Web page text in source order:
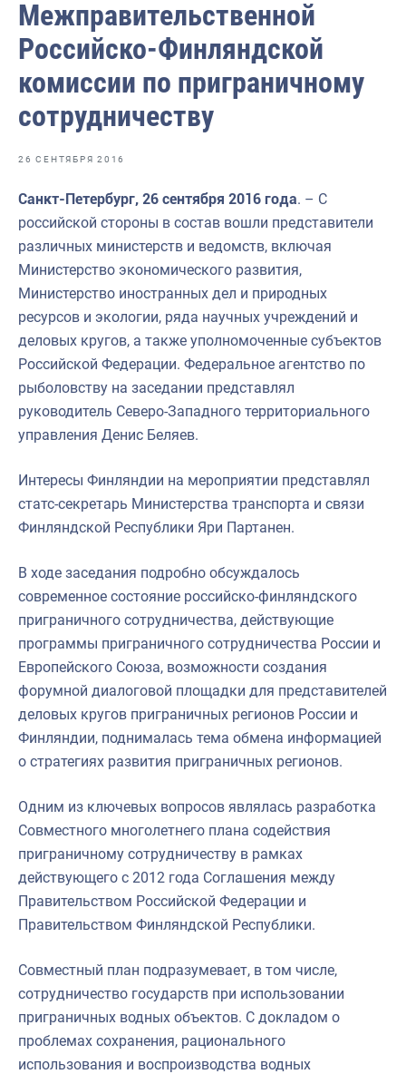
Отраслевые СМИ
Выставки и конференции
Научно-практическая литература
Рыбоохрана России
Большая африканская экспедиция
Укрепление духовно-нравственных ценностей
События в России и мире
Межправительственной
Российско-Финляндской
комиссии по приграничному
сотрудничеству
26 СЕНТЯБРЯ 2016
Санкт-Петербург, 26 сентября 2016 года. – С
российской стороны в состав вошли представители
различных министерств и ведомств, включая
Министерство экономического развития,
Министерство иностранных дел и природных
ресурсов и экологии, ряда научных учреждений и
деловых кругов, а также уполномоченные субъектов
Российской Федерации. Федеральное агентство по
рыболовству на заседании представлял
руководитель Северо-Западного территориального
управления Денис Беляев.
Интересы Финляндии на мероприятии представлял
статс-секретарь Министерства транспорта и связи
Финляндской Республики Яри Партанен.
В ходе заседания подробно обсуждалось
современное состояние российско-финляндского
приграничного сотрудничества, действующие
программы приграничного сотрудничества России и
Европейского Союза, возможности создания
форумной диалоговой площадки для представителей
деловых кругов приграничных регионов России и
Финляндии, поднималась тема обмена информацией
о стратегиях развития приграничных регионов.
Одним из ключевых вопросов являлась разработка
Совместного многолетнего плана содействия
приграничному сотрудничеству в рамках
действующего с 2012 года Соглашения между
Правительством Российской Федерации и
Правительством Финляндской Республики.
Совместный план подразумевает, в том числе,
сотрудничество государств при использовании
приграничных водных объектов. С докладом о
проблемах сохранения, рационального
использования и воспроизводства водных